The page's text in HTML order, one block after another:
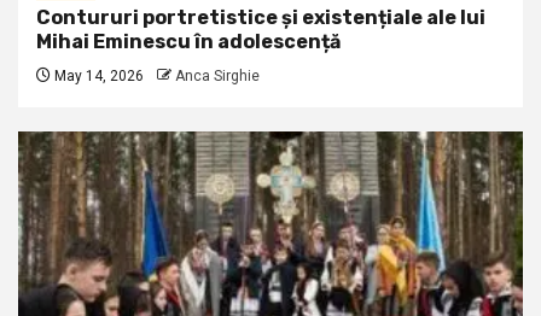
Contururi portretistice și existențiale ale lui
Mihai Eminescu în adolescență
May 14, 2026 Anca Sirghie